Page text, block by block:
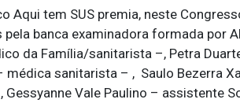
Aqui tem SUS premia, neste
pela banca examinadora formada por
da Família/sanitarista –, Petra
médica sanitarista – , Saulo Bezerra
Gessyanne Vale Paulino – assistente